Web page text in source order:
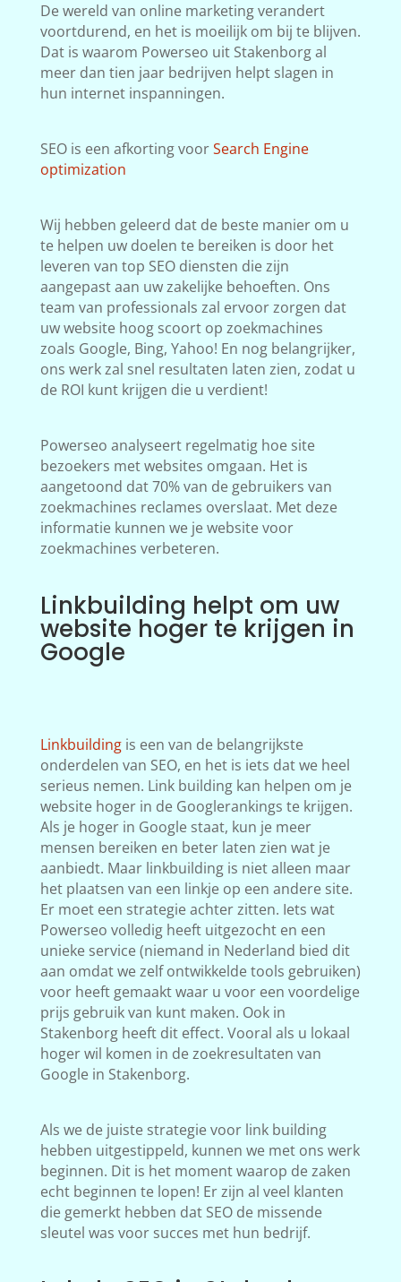
De wereld van online marketing verandert
voortdurend, en het is moeilijk om bij te blijven.
Dat is waarom Powerseo uit Stakenborg al
meer dan tien jaar bedrijven helpt slagen in
hun internet inspanningen.
SEO is een afkorting voorSearch Engine
optimization
Wij hebben geleerd dat de beste manier om u
te helpen uw doelen te bereiken is door het
leveren van top SEO diensten die zijn
aangepast aan uw zakelijke behoeften. Ons
team van professionals zal ervoor zorgen dat
uw website hoog scoort op zoekmachines
zoals Google, Bing, Yahoo! En nog belangrijker,
ons werk zal snel resultaten laten zien, zodat u
de ROI kunt krijgen die u verdient!
Powerseo analyseert regelmatig hoe site
bezoekers met websites omgaan. Het is
aangetoond dat 70% van de gebruikers van
zoekmachines reclames overslaat. Met deze
informatie kunnen we je website voor
zoekmachines verbeteren.
Linkbuilding helpt om uw
website hoger te krijgen in
Google
Linkbuildingis een van de belangrijkste
onderdelen van SEO, en het is iets dat we heel
serieus nemen. Link building kan helpen om je
website hoger in de Googlerankings te krijgen.
Als je hoger in Google staat, kun je meer
mensen bereiken en beter laten zien wat je
aanbiedt. Maar linkbuilding is niet alleen maar
het plaatsen van een linkje op een andere site.
Er moet een strategie achter zitten. Iets wat
Powerseo volledig heeft uitgezocht en een
unieke service (niemand in Nederland bied dit
aan omdat we zelf ontwikkelde tools gebruiken)
voor heeft gemaakt waar u voor een voordelige
prijs gebruik van kunt maken. Ook in
Stakenborg heeft dit effect. Vooral als u lokaal
hoger wil komen in de zoekresultaten van
Google in Stakenborg.
Als we de juiste strategie voor link building
hebben uitgestippeld, kunnen we met ons werk
beginnen. Dit is het moment waarop de zaken
echt beginnen te lopen! Er zijn al veel klanten
die gemerkt hebben dat SEO de missende
sleutel was voor succes met hun bedrijf.